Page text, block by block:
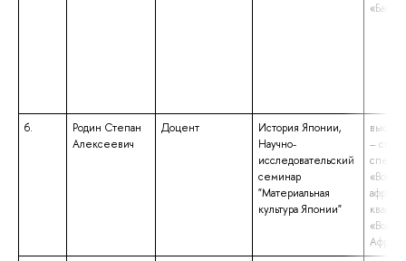
6.
Родин Степан
Алексеевич
Доцент
История Японии,
Научно-
исследовательский
семинар
"Материальная
культура Японии"
–